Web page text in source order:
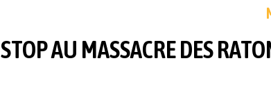
STOP AU MASSACRE DES